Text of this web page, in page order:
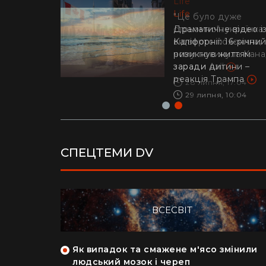
"Це було дуже
стрьомно": українка
відверто пояснила,
чому покинула
заради Азії
28 липня, 17:04
Life
Драматичне відео із
Каліфорнії: 16-річний
ризикнув життям
заради дитини –
реакція Трампа
29 липня, 10:04
СПЕЦТЕМИ DV
ВСЕСВІТ
Як випадок та смажене м'ясо змінили